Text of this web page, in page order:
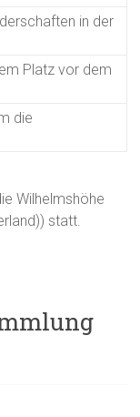
in der
Platz vor dem
die
Wilhelmshöhe
statt.